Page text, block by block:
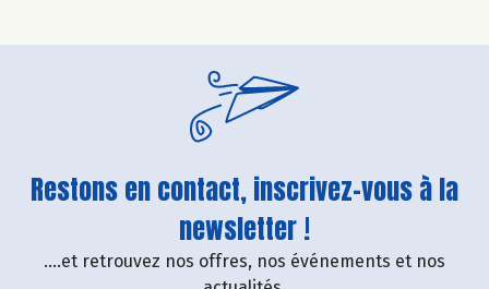
Restons en contact, inscrivez-vous à la
newsletter !
....et retrouvez nos offres, nos événements et nos